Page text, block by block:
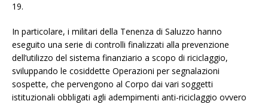
19.
In particolare, i militari della Tenenza di Saluzzo hanno
eseguito una serie di controlli finalizzati alla prevenzione
dell’utilizzo del sistema finanziario a scopo di riciclaggio,
sviluppando le cosiddette Operazioni per segnalazioni
sospette, che pervengono al Corpo dai vari soggetti
istituzionali obbligati agli adempimenti anti-riciclaggio ovvero